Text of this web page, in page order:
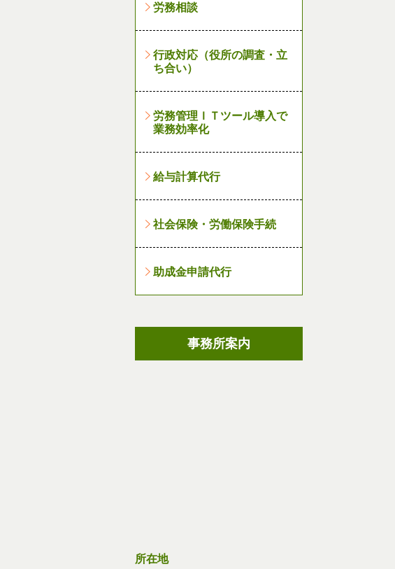
労務相談
行政対応（役所の調査・立
ち合い）
労務管理ＩＴツール導入で
業務効率化
給与計算代行
社会保険・労働保険手続
助成金申請代行
事務所案内
所在地